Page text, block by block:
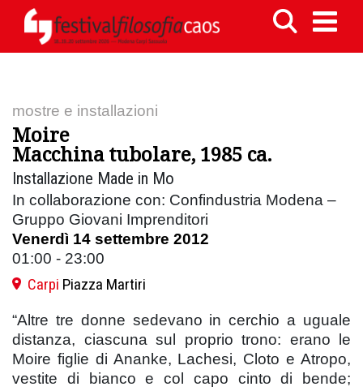
mostre e installazioni
Moire
Macchina tubolare, 1985 ca.
Installazione Made in Mo
In collaborazione con: Confindustria Modena –
Gruppo Giovani Imprenditori
Venerdì 14 settembre 2012
01:00 - 23:00
Carpi Piazza Martiri
“Altre tre donne sedevano in cerchio a uguale
distanza, ciascuna sul proprio trono: erano le
Moire figlie di Ananke, Lachesi, Cloto e Atropo,
vestite di bianco e col capo cinto di bende;